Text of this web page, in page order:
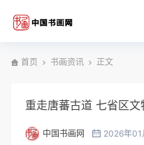
首页 书画资讯 正文
重走唐蕃古道 七省区
中国书画网 2026年01